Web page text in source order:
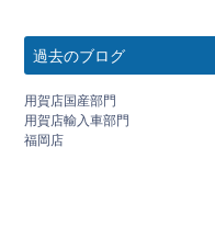
過去のブログ
用賀店国産部門
用賀店輸入車部門
福岡店